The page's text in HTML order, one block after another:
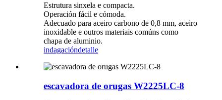
Estrutura sinxela e compacta.
Operación fácil e cómoda.
Adecuado para aceiro carbono de 0,8 mm, aceiro
inoxidable e outros materiais comúns como
chapa de aluminio.
indagacióndetalle
escavadora de orugas W2225LC-8